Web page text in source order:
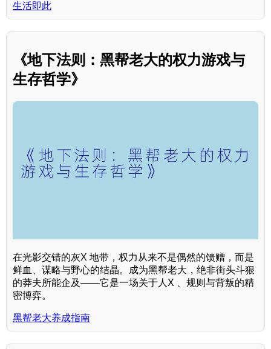
生活即此
《地下法则：黑帮老大的权力游戏与
生存哲学》
在光影交错的灰X 地带，权力从来不是偶然的馈赠，而是
鲜血、谋略与野心的结晶。成为黑帮老大，绝非街头斗狠
的莽夫所能企及——它是一场关于人X 、规则与背叛的精
密博弈。
黑帮老大养成指南